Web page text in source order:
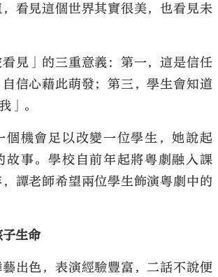
看見這個世界其實很美，也看見未
見」的三重意義：第一，這是信任
信心藉此萌發；第三，學生會知道
」。
個機會足以改變一位學生，她說起
故事。學校自前年起將粵劇融入課
譚老師希望兩位學生飾演粵劇中的
生命
出色，表演經驗豐富，二話不說便